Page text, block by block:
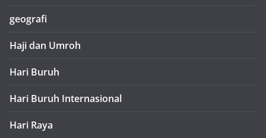
geografi
Haji dan Umroh
Hari Buruh
Hari Buruh Internasional
Hari Raya